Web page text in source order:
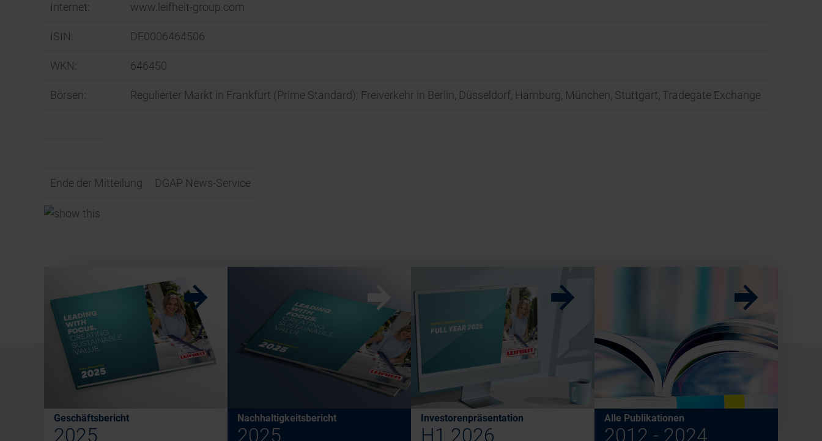
Internet: www.leifheit-group.com
ISIN: DE0006464506
WKN: 646450
Börsen: Regulierter Markt in Frankfurt (Prime Standard); Freiverkehr in Berlin, Düsseldorf, Hamburg, München, Stuttgart, Tradegate Exchange
Ende der Mitteilung DGAP News-Service
Geschäftsbericht
2025
w
Nachhaltigkeitsbericht
2025
w
Investorenpräsentation
H1 2026
w
Alle Publikationen
2012 - 2024
w